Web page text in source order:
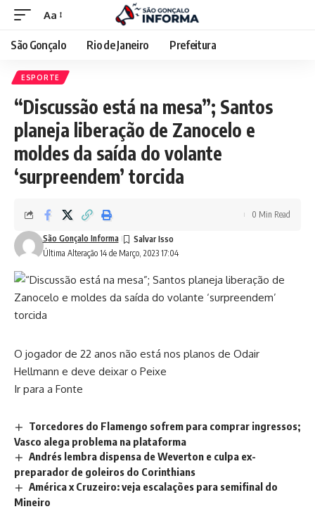
Aa
São Gonçalo Rio de Janeiro Prefeitura
ESPORTE
“Discussão está na mesa”; Santos
planeja liberação de Zanocelo e
moldes da saída do volante
‘surpreendem’ torcida
Última Alteração 14 de Março, 2023 17:04
São Gonçalo Informa
0 Min Read
O jogador de 22 anos não está nos planos de Odair
Hellmann e deve deixar o Peixe
Ir para a Fonte
Torcedores do Flamengo sofrem para comprar ingressos;
Vasco alega problema na plataforma
Andrés lembra dispensa de Weverton e culpa ex-
preparador de goleiros do Corinthians
América x Cruzeiro: veja escalações para semifinal do
Mineiro